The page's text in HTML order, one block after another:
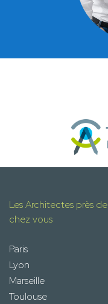
Les Architectes près de
chez vous
Paris
Lyon
Marseille
Toulouse